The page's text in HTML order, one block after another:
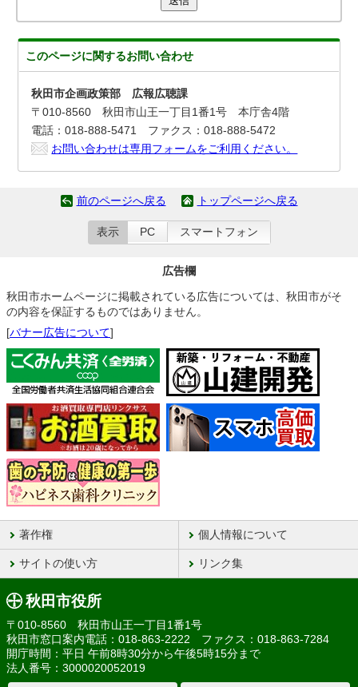
このページに関するお問い合わせ
秋田市企画政策部 広報広聴課
〒010-8560 秋田市山王一丁目1番1号 本庁舎4階
電話：018-888-5471 ファクス：018-888-5472
お問い合わせは専用フォームをご利用ください。
前のページへ戻る トップページへ戻る
表示 PC スマートフォン
広告欄
秋田市ホームページに掲載されている広告については、秋田市がそ
の内容を保証するものではありません。
[バナー広告について]
著作権 個人情報について
サイトの使い方 リンク集
秋田市役所
〒010-8560 秋田市山王一丁目1番1号
秋田市窓口案内電話：018-863-2222 ファクス：018-863-7284
開庁時間：平日 午前8時30分から午後5時15分まで
法人番号：3000020052019